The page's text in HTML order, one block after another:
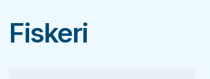
Fiskeri